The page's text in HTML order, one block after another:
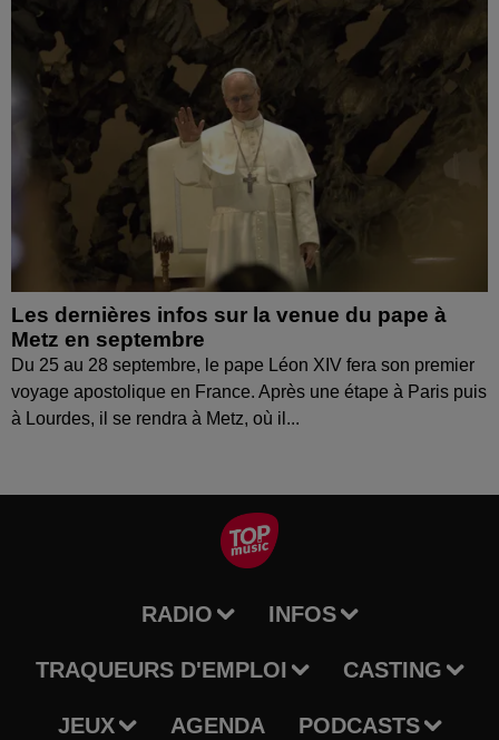
Les dernières infos sur la venue du pape à
Metz en septembre
Du 25 au 28 septembre, le pape Léon XIV fera son premier
voyage apostolique en France. Après une étape à Paris puis
à Lourdes, il se rendra à Metz, où il...
RADIO INFOS
TRAQUEURS D'EMPLOI CASTING
JEUX AGENDA PODCASTS